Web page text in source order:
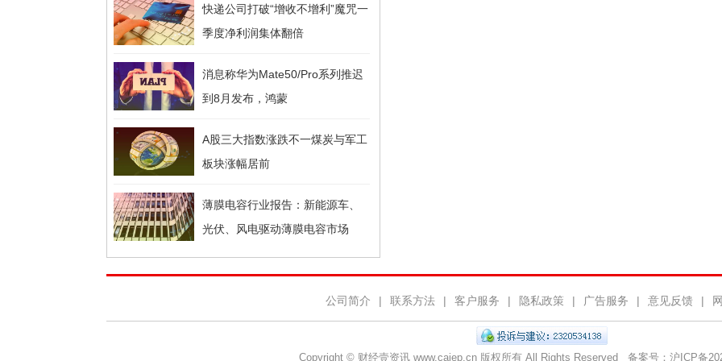
快递公司打破“增收不增利”魔咒一
季度净利润集体翻倍
消息称华为Mate50/Pro系列推迟
到8月发布，鸿蒙
A股三大指数涨跌不一煤炭与军工
板块涨幅居前
薄膜电容行业报告：新能源车、
光伏、风电驱动薄膜电容市场
公司简介 | 联系方法 | 客户服务 | 隐私政策 | 广告服务 | 意见反馈 |
Copyright © 财经壹资讯 www.caiep.cn 版权所有 All Rights Reserved 备案号： 沪ICP备